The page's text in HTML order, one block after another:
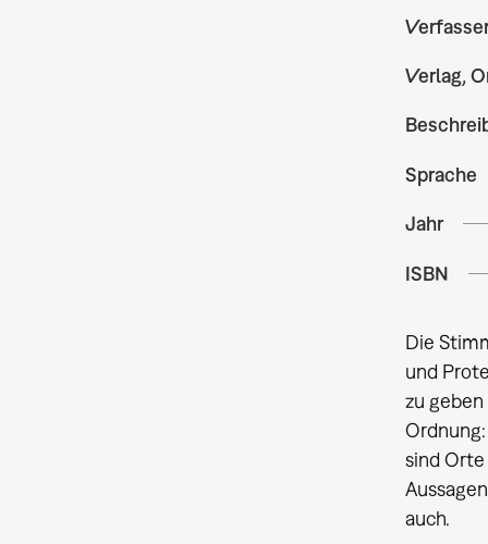
Verlag,
Sprache
Jahr
ISBN
Die
und
zu
sind
auch.